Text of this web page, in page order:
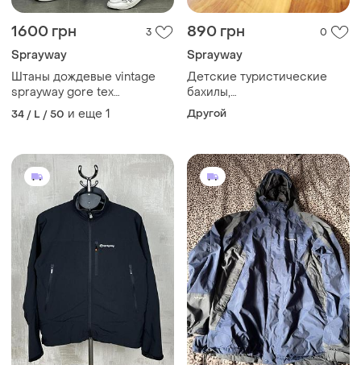
1600 грн 3
Sprayway
Штаны дождевые vintage
sprayway gore tex
трекінгові дощовик тактичні
34 / L / 50 и еще 1
890 грн 0
Sprayway
Детские туристические
бахилы,
водонепроницаемые
детские бахилы sprayway
Другой